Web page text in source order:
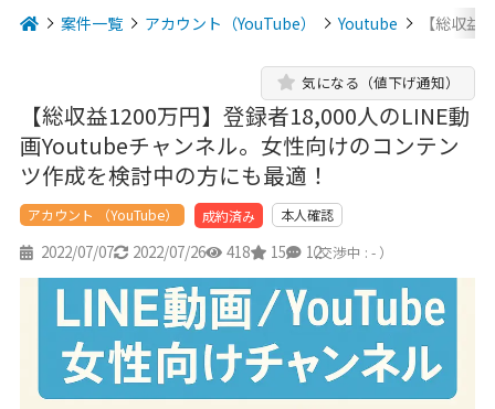
案件一覧 アカウント（YouTube） Youtube 【総収
【総収益1200万円】登録者18,000人のLINE動
画Youtubeチャンネル。女性向けのコンテン
ツ作成を検討中の方にも最適！
気になる（値下げ通知）
アカウント （YouTube） 成約済み 本人確認
2022/07/07 2022/07/26 418 15 12
（交渉中 : - ）